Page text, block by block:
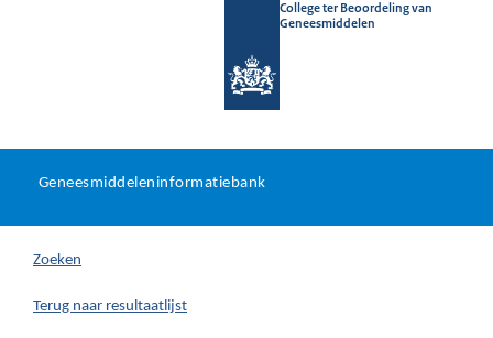
College ter Beoordeling van
Geneesmiddelen
U
hier:
Geneesmiddeleninformatiebank
Zoeken
Terug naar resultaatlijst